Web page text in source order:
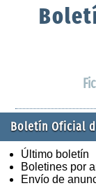
Boletín Oficial
Último boletín
Boletines por
Envío de